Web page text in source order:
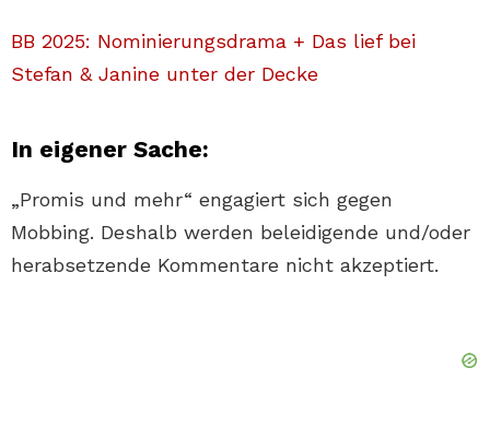
BB 2025: Nominierungsdrama + Das lief bei
Stefan & Janine unter der Decke
In eigener Sache:
„Promis und mehr“ engagiert sich gegen
Mobbing. Deshalb werden beleidigende und/oder
herabsetzende Kommentare nicht akzeptiert.